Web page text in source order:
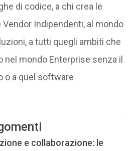
di codice, a chi crea le
Indipendenti, al mondo
a tutti quegli ambiti che
nel mondo Enterprise senza il
o a quel software
e collaborazione: le